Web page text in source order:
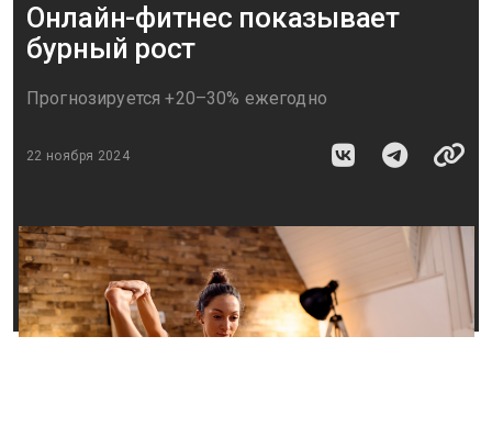
Онлайн-фитнес показывает
бурный рост
Прогнозируется +20–30% ежегодно
22 ноября 2024